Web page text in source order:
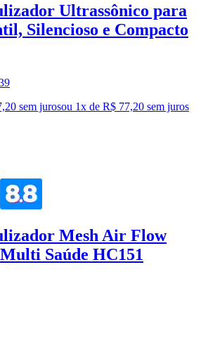
Ultrassônico para
Silencioso e Compacto
sem jurosou 1x de R$ 77,20 sem juros
Mesh Air Flow
Saúde HC151